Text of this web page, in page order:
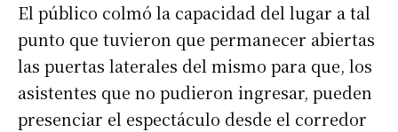
El público colmó la capacidad del lugar a tal
punto que tuvieron que permanecer abiertas
las puertas laterales del mismo para que, los
asistentes que no pudieron ingresar, pueden
presenciar el espectáculo desde el corredor